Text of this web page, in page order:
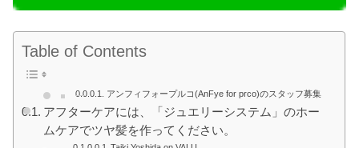
Table of Contents
アンフィフォープルコ(AnFye for prco)のスタッフ募集
アフターケアには、「ジュエリーシステム」のホー
ムケアでツヤ髪を作ってください。